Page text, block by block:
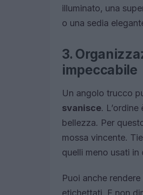
illuminato, una
o una sedia
3.
impeccabile
Un angolo trucco
svanisce.
bellezza. Per
mossa vincente.
quelli meno usati
Puoi anche